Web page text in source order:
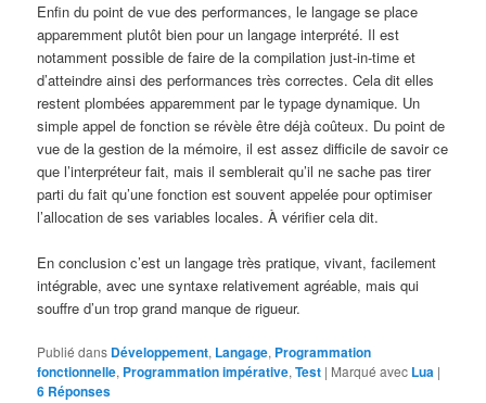
Enfin du point de vue des performances, le langage se place
apparemment plutôt bien pour un langage interprété. Il est
notamment possible de faire de la compilation just-in-time et
d’atteindre ainsi des performances très correctes. Cela dit elles
restent plombées apparemment par le typage dynamique. Un
simple appel de fonction se révèle être déjà coûteux. Du point de
vue de la gestion de la mémoire, il est assez difficile de savoir ce
que l’interpréteur fait, mais il semblerait qu’il ne sache pas tirer
parti du fait qu’une fonction est souvent appelée pour optimiser
l’allocation de ses variables locales. À vérifier cela dit.
En conclusion c’est un langage très pratique, vivant, facilement
intégrable, avec une syntaxe relativement agréable, mais qui
souffre d’un trop grand manque de rigueur.
Publié dans Développement, Langage, Programmation
fonctionnelle, Programmation impérative,Test | Marqué avec Lua |
6 Réponses